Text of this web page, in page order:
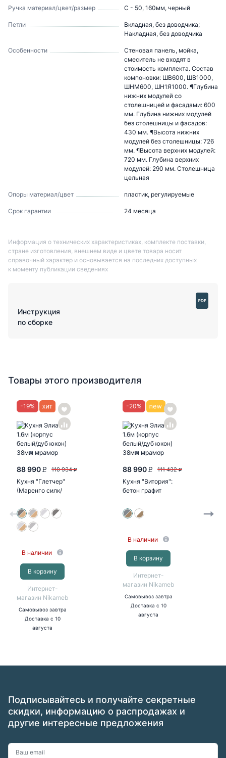
Ручка материал/цвет/размер С - 50, 160мм, черный
Петли
Вкладная, без доводчика;
Накладная, без доводчика
Особенности
Стеновая панель, мойка,
смеситель не входят в
стоимость комплекта. Состав
компоновки: ШВ600, ШВ1000,
ШНМ600, ШН1Я1000. ¶Глубина
нижних модулей со
столешницей и фасадами: 600
мм. Глубина нижних модулей
без столешницы и фасадов:
430 мм. ¶Высота нижних
модулей без столешницы: 726
мм. ¶Высота верхних модулей:
720 мм. Глубина верхних
модулей: 290 мм. Столешница
цельная
Опоры материал/цвет пластик, регулируемые
Срок гарантии 24 месяца
Информация о технических характеристиках, комплекте поставки,
стране изготовления, внешнем виде и цвете товара носит
справочный характер и основывается на последних доступных
к моменту публикации сведениях
Инструкция
по сборке
Товары этого производителя
-19%
88 990 P 110 934 P
Кухня "Глетчер"
(Маренго силк/
золотой)
В наличии
В корзину
Интернет-
магазин Nikameb
Самовывоз завтра
Доставка с 10
августа
-20%
88 990 P 111 432 P
Кухня "Витория":
бетон графит
(корпус дуб
крафт золотой)
В наличии
В корзину
Интернет-
магазин Nikameb
Самовывоз завтра
Доставка с 10
августа
Подписывайтесь и получайте секретные
скидки, информацию о распродажах и
другие интересные предложения